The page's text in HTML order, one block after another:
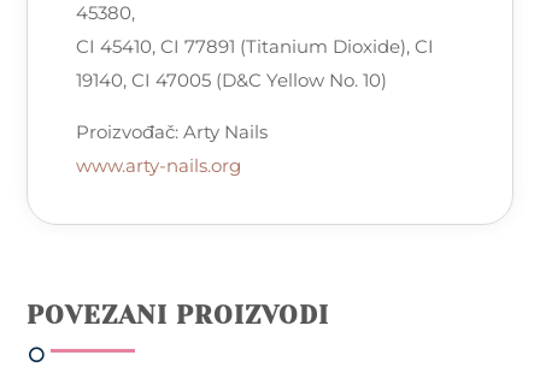
45380,
CI 45410, CI 77891 (Titanium Dioxide), CI
19140, CI 47005 (D&C Yellow No. 10)
Proizvođač: Arty Nails
www.arty-nails.org
POVEZANI PROIZVODI